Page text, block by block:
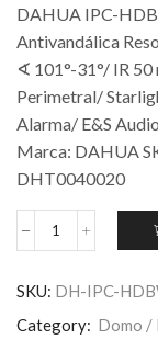
DAHUA IPC-
Antivandálica
∢ 101°-31°/ IR
Perimetral/
Alarma/ E&S
Marca: DAHUA
DHT0040020
SKU: DH-IPC-
Category: Domo /